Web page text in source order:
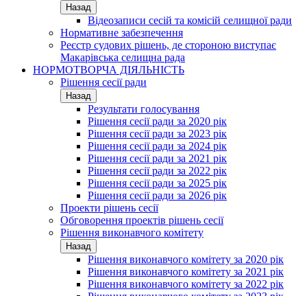
Назад
Відеозаписи сесій та комісій селищної ради
Нормативне забезпечення
Реєстр судових рішень, де стороною виступає
Макарівська селищна рада
НОРМОТВОРЧА ДІЯЛЬНІСТЬ
Рішення сесії ради
Назад
Результати голосування
Рішення сесії ради за 2020 рік
Рішення сесії ради за 2023 рік
Рішення сесії ради за 2024 рік
Рішення сесії ради за 2021 рік
Рішення сесії ради за 2022 рік
Рішення сесії ради за 2025 рік
Рішення сесії ради за 2026 рік
Проекти рішень сесії
Обговорення проектів рішень сесії
Рішення виконавчого комітету
Назад
Рішення виконавчого комітету за 2020 рік
Рішення виконавчого комітету за 2021 рік
Рішення виконавчого комітету за 2022 рік